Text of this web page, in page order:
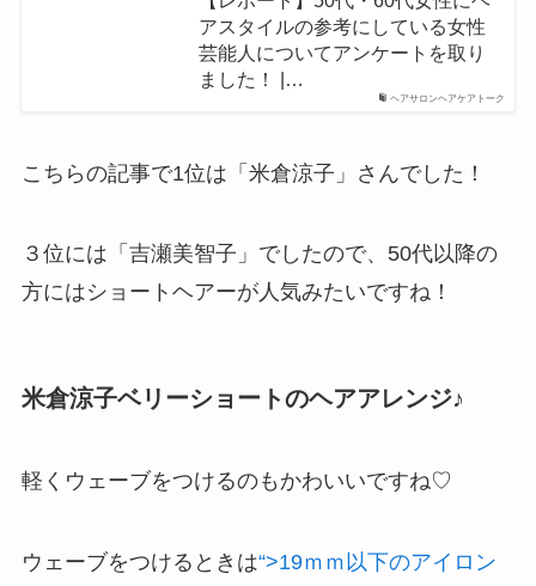
ヘアサロンヘアケアトーク
アスタイルの参考にしている女性
芸能人についてアンケートを取り
ました！ |…
こちらの記事で1位は「米倉涼子」さんでした！
３位には「吉瀬美智子」でしたので、50代以降の
方にはショートヘアーが人気みたいですね！
米倉涼子ベリーショートのヘアアレンジ♪
軽くウェーブをつけるのもかわいいですね♡
ウェーブをつけるときは“>19ｍｍ以下のアイロン